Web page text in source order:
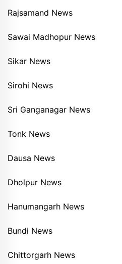
Rajsamand News
Sawai Madhopur News
Sikar News
Sirohi News
Sri Ganganagar News
Tonk News
Dausa News
Dholpur News
Hanumangarh News
Bundi News
Chittorgarh News